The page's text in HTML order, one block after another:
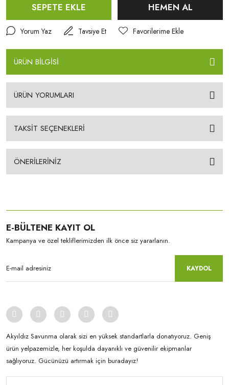
SEPETE EKLE HEMEN AL
Yorum Yaz Tavsiye Et
ÜRÜN BİLGİSİ
ÜRÜN YORUMLARI
TAKSİT SEÇENEKLERİ
ÖNERİLERİNİZ
E-BÜLTENE KAYIT OL
Kampanya ve özel tekliflerimizden ilk önce siz yararlanın.
KAYDOL
Akyıldız Savunma olarak sizi en yüksek standartlarla donatıyoruz. Geniş
ürün yelpazemizle, her koşulda dayanıklı ve güvenilir ekipmanlar
sağlıyoruz. Gücünüzü artırmak için buradayız!